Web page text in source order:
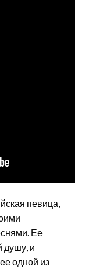
певица,
Ее
душу, и
одной из